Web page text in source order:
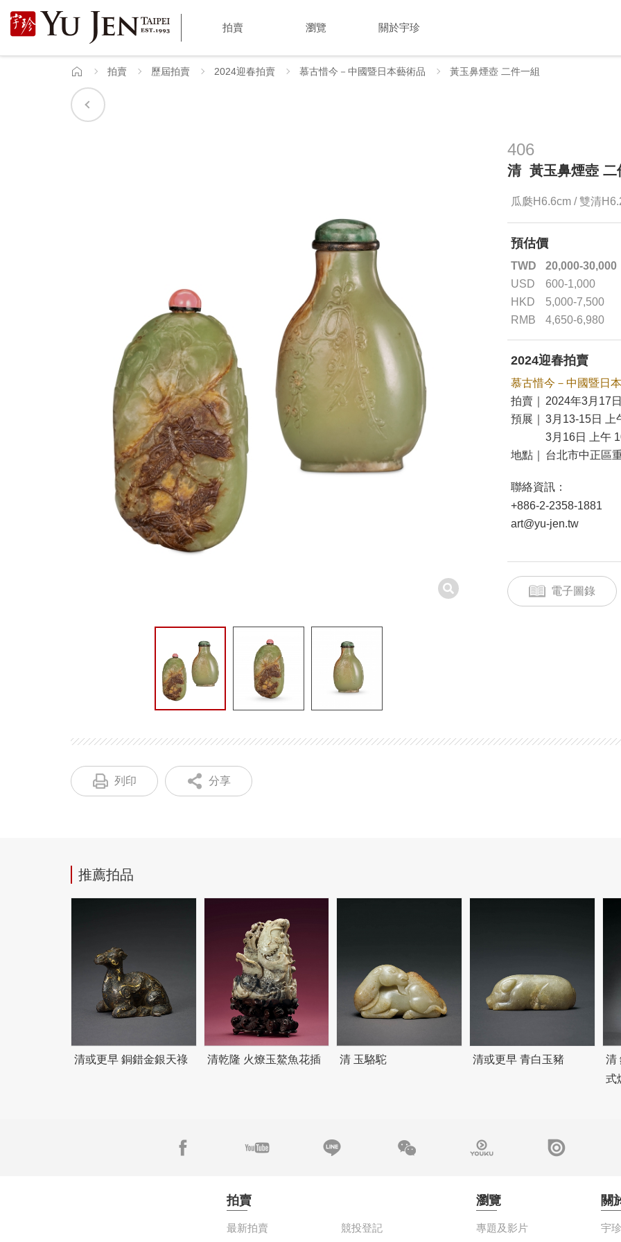
宇
珍
拍賣 瀏覽 關於宇珍
首
頁
拍賣 歷屆拍賣 2024迎春拍賣 慕古惜今－中國暨日本藝術品 黃玉鼻煙壺 二件一組
406
清 黃玉鼻煙壺 二
瓜瓞H6.6cm / 雙清
預估價
TWD
20,000-30,000
USD
600-1,000
HKD
5,000-7,500
RMB
4,650-6,980
2024迎春拍賣
慕古惜今－中國暨日
拍賣｜
2024年3月17
預展｜
3月13-15日 上
3月16日 上午
地點｜
台北市中正區
聯絡資訊：
+886-2-2358-1881
art@yu-jen.tw
電子圖錄
列印 分享
推薦拍品
清或更早 銅錯金銀天祿 清乾隆 火燎玉鰲魚花插 清 玉駱駝 清或更早 青白玉豬
清
式
拍賣
最新拍賣 競投登記
瀏覽
專題及影片
關
宇